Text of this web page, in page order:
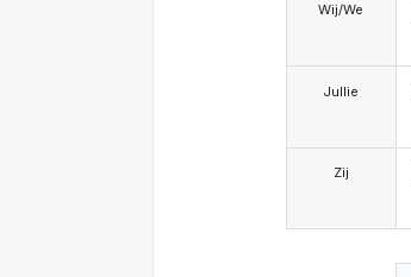
Wij/We
Jullie
Zij